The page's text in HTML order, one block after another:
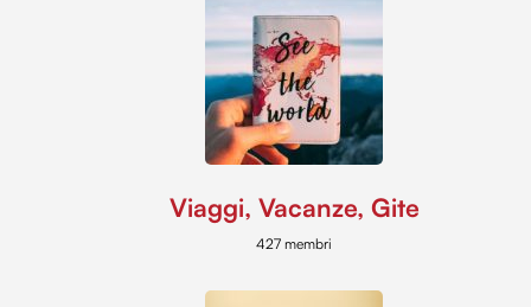
Viaggi, Vacanze, Gite
427 membri